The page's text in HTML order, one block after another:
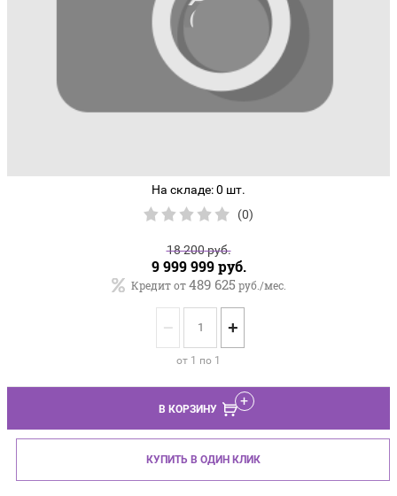
На складе: 0 шт.
(0)
18 200руб.
9 999 999руб.
Кредит от 489 625 руб./мес.
− +
от 1 по 1
В КОРЗИНУ
КУПИТЬ В ОДИН КЛИК